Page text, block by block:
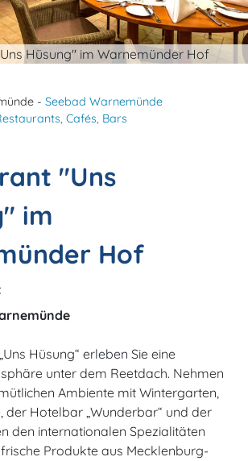
Hüsung" im Warnemünder Hof
- Seebad Warnemünde
Cafés, Bars
"Uns
im
Hof
Hüsung“ erleben Sie eine
unter dem Reetdach. Nehmen
Ambiente mit Wintergarten,
der Hotelbar „Wunderbar“ und der
den internationalen Spezialitäten
Produkte aus Mecklenburg-